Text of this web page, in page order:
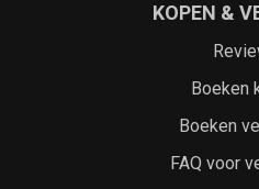
KOPEN &
Boeken
Boeken
FAQ voor